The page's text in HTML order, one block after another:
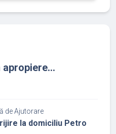
de Ajutorare
la domiciliu Petro